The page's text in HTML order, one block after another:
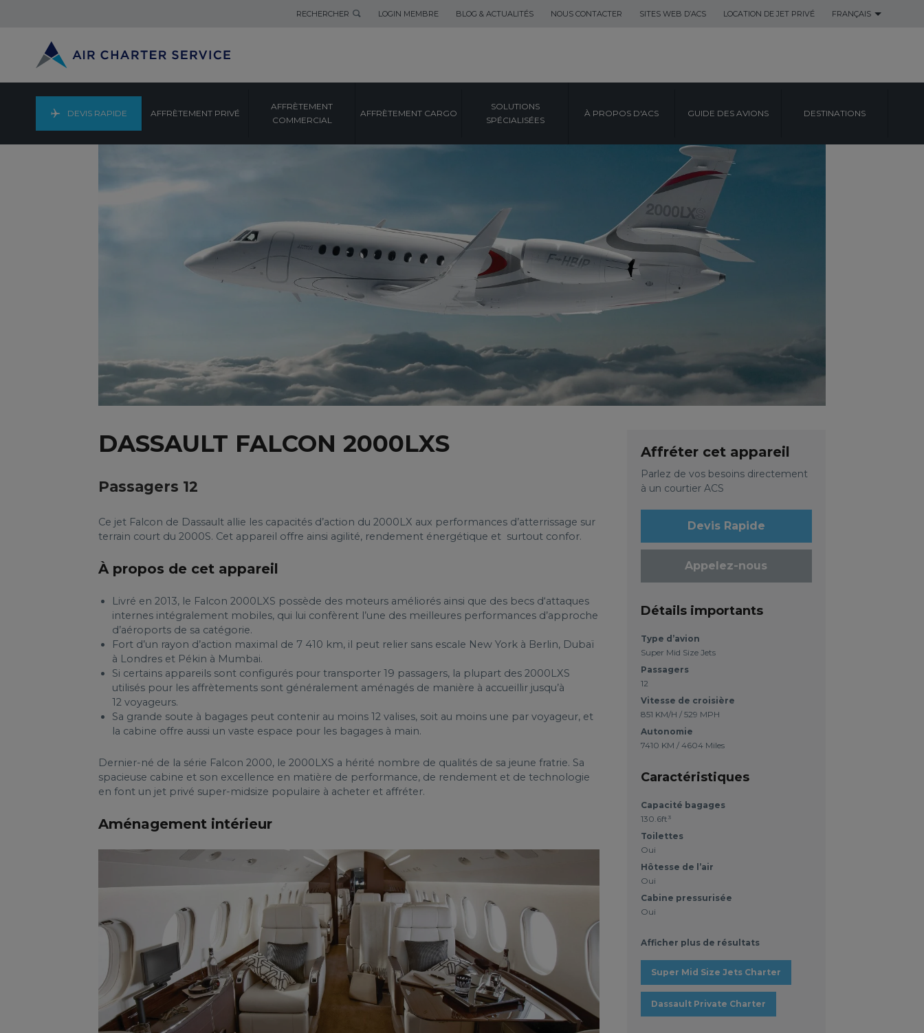
RECHERCHER LOGIN MEMBRE BLOG & ACTUALITÉS NOUS CONTACTER SITES WEB D’ACS LOCATION DE JET PRIVÉ FRANÇAIS
DEVIS RAPIDE AFFRÈTEMENT PRIVÉ
AFFRÈTEMENT
COMMERCIAL
AFFRÈTEMENT CARGO
SOLUTIONS
SPÉCIALISÉES
À PROPOS D'ACS GUIDE DES AVIONS DESTINATIONS
DASSAULT FALCON 2000LXS
Passagers 12
Ce jet Falcon de Dassault allie les capacités d’action du 2000LX aux performances d’atterrissage sur
terrain court du 2000S. Cet appareil offre ainsi agilité, rendement énergétique et surtout confor.
À propos de cet appareil
Livré en 2013, le Falcon 2000LXS possède des moteurs améliorés ainsi que des becs d‘attaques
internes intégralement mobiles, qui lui confèrent l’une des meilleures performances d’approche
d’aéroports de sa catégorie.
Fort d’un rayon d’action maximal de 7 410 km, il peut relier sans escale New York à Berlin, Dubaï
à Londres et Pékin à Mumbai.
Si certains appareils sont configurés pour transporter 19 passagers, la plupart des 2000LXS
utilisés pour les affrètements sont généralement aménagés de manière à accueillir jusqu’à
12 voyageurs.
Sa grande soute à bagages peut contenir au moins 12 valises, soit au moins une par voyageur, et
la cabine offre aussi un vaste espace pour les bagages à main.
Dernier-né de la série Falcon 2000, le 2000LXS a hérité nombre de qualités de sa jeune fratrie. Sa
spacieuse cabine et son excellence en matière de performance, de rendement et de technologie
en font un jet privé super-midsize populaire à acheter et affréter.
Aménagement intérieur
Affréter cet appareil
Parlez de vos besoins directement
à un courtier ACS
Devis Rapide
Appelez-nous
Détails importants
Type d’avion
Super Mid Size Jets
Passagers
12
Vitesse de croisière
851 KM/H / 529 MPH
Autonomie
7410 KM / 4604 Miles
Caractéristiques
Capacité bagages
130.6ft³
Toilettes
Oui
Hôtesse de l’air
Oui
Cabine pressurisée
Oui
Afficher plus de résultats
Super Mid Size Jets Charter
Dassault Private Charter